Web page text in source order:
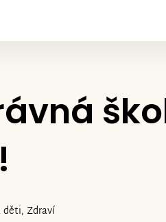
děti, Zdraví